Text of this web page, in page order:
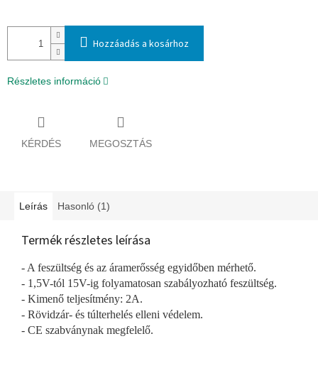
Hozzáadás a kosárhoz
Részletes információ
KÉRDÉS MEGOSZTÁS
Leírás Hasonló (1)
Termék részletes leírása
- A feszültség és az áramerősség egyidőben mérhető.
- 1,5V-tól 15V-ig folyamatosan szabályozható feszültség.
- Kimenő teljesítmény: 2A.
- Rövidzár- és túlterhelés elleni védelem.
- CE szabványnak megfelelő.